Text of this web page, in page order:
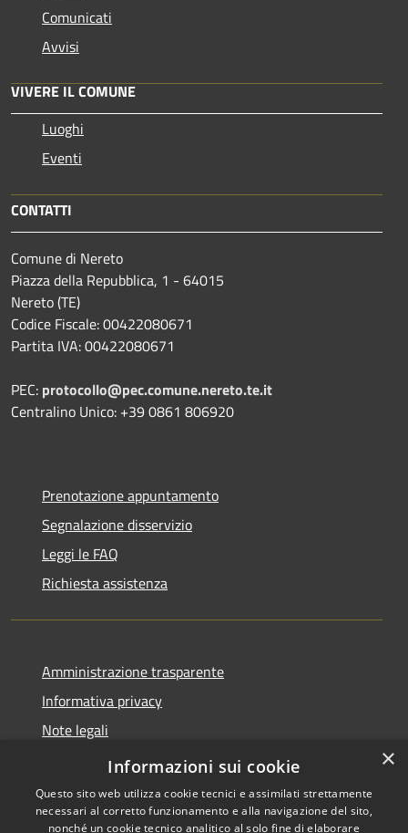
Comunicati
Avvisi
VIVERE IL COMUNE
Luoghi
Eventi
CONTATTI
Comune di Nereto
Piazza della Repubblica, 1 - 64015
Nereto (TE)
Codice Fiscale: 00422080671
Partita IVA: 00422080671
PEC: protocollo@pec.comune.nereto.te.it
Centralino Unico: +39 0861 806920
Prenotazione appuntamento
Segnalazione disservizio
Leggi le FAQ
Richiesta assistenza
Amministrazione trasparente
Informativa privacy
Note legali
Dichiarazione di accessibilità
×
Informazioni sui cookie
Questo sito web utilizza cookie tecnici e assimilati strettamente
necessari al corretto funzionamento e alla navigazione del sito,
nonché un cookie tecnico analitico al solo fine di elaborare